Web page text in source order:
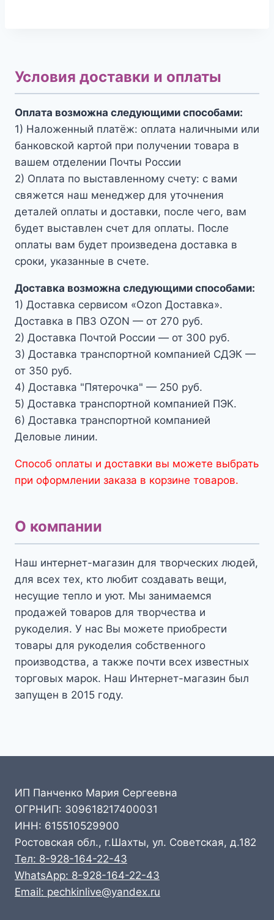
Условия доставки и оплаты
Оплата возможна следующими способами:
1) Наложенный платёж: оплата наличными или
банковской картой при получении товара в
вашем отделении Почты России
2) Оплата по выставленному счету: с вами
свяжется наш менеджер для уточнения
деталей оплаты и доставки, после чего, вам
будет выставлен счет для оплаты. После
оплаты вам будет произведена доставка в
сроки, указанные в счете.
Доставка возможна следующими способами:
1) Доставка сервисом «Ozon Доставка».
Доставка в ПВЗ OZON — от 270 руб.
2) Доставка Почтой России — от 300 руб.
3) Доставка транспортной компанией СДЭК —
от 350 руб.
4) Доставка "Пятерочка" — 250 руб.
5) Доставка транспортной компанией ПЭК.
6) Доставка транспортной компанией
Деловые линии.
Способ оплаты и доставки вы можете выбрать
при оформлении заказа в корзине товаров.
О компании
Наш интернет-магазин для творческих людей,
для всех тех, кто любит создавать вещи,
несущие тепло и уют. Мы занимаемся
продажей товаров для творчества и
рукоделия. У нас Вы можете приобрести
товары для рукоделия собственного
производства, а также почти всех известных
торговых марок. Наш Интернет-магазин был
запущен в 2015 году.
ИП Панченко Мария Сергеевна
ОГРНИП: 309618217400031
ИНН: 615510529900
Ростовская обл., г.Шахты, ул. Советская, д.182
Тел: 8-928-164-22-43
WhatsApp: 8-928-164-22-43
Email: pechkinlive@yandex.ru